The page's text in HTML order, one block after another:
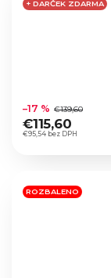
+ DARČEK ZDARMA
hodnotenie
produktu
je
hviezdičiek.
€95,54 bez DPH
–17 % €139,60
€115,60
ROZBALENO